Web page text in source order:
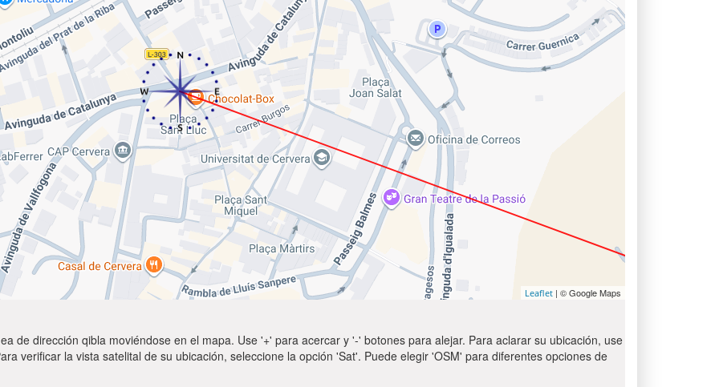
Leaflet | © Google Maps
de dirección qibla moviéndose en el mapa. Use '+' para acercar y '-' botones para alejar. Para aclarar su ubicación, use
verificar la vista satelital de su ubicación, seleccione la opción 'Sat'. Puede elegir 'OSM' para diferentes opciones de